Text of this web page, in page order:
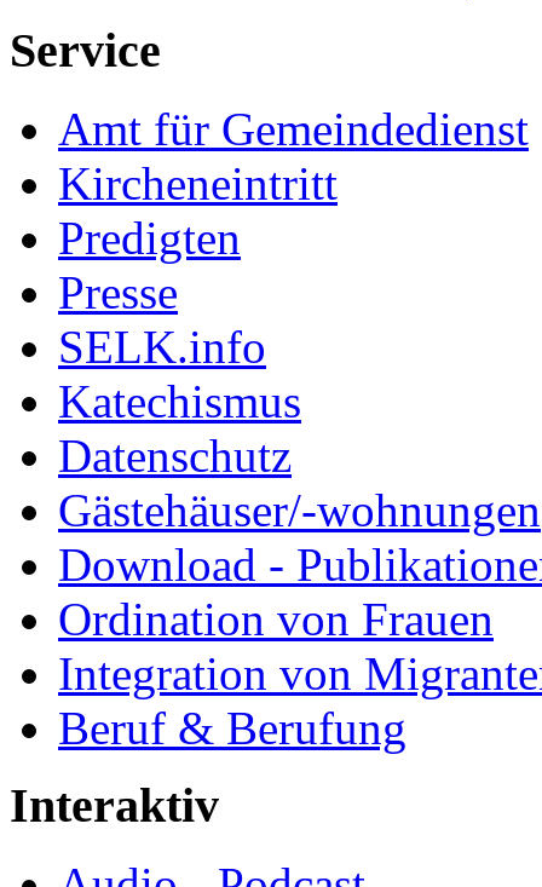
Service
Amt für Gemeindedienst
Kircheneintritt
Predigten
Presse
SELK.info
Katechismus
Datenschutz
Gästehäuser/-wohnungen
Download -
Ordination von Frauen
Integration von
Beruf & Berufung
Interaktiv